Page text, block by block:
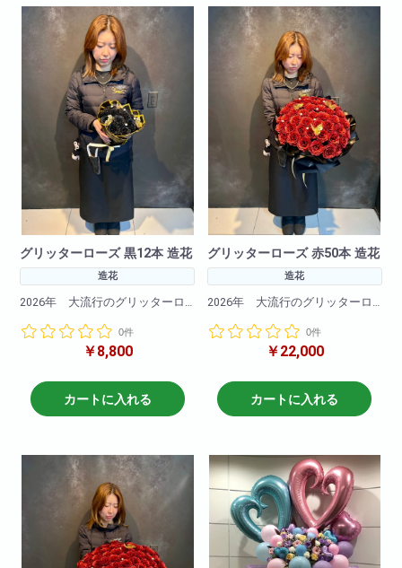
ピンクバラの花言葉：「感謝」
「称賛」
バラ12本の花言葉：「私と付き
合ってください」「あなたを幸
せにします」
グリッターローズ 黒12本 造花
造花
2026年 大流行のグリッターロ
キラキラと光るバラの造花でで
きたブーケです。
今Instagramやtiktokで大バズリ中
のこの商品
記念日や誕生日卒業式にも大切
黒バラの花言葉：「永遠の愛」
「決して滅びることのない愛」
バラ12本の花言葉：「私と付き
合ってください」「あなたを幸
せにします」
0件
￥8,800
カートに入れる
グリッターローズ 赤50本 造花
造花
2026年 大流行のグリッターロ
キラキラと光るバラの造花でで
きたブーケです。
今Instagramやtiktokで大バズリ中
のこの商品
記念日や誕生日卒業式にも大切
赤バラの花言葉：「愛情」・
「情熱」・「熱烈な恋」
バラ50本の花言葉：「恒久」
「永遠」
0件
￥22,000
カートに入れる